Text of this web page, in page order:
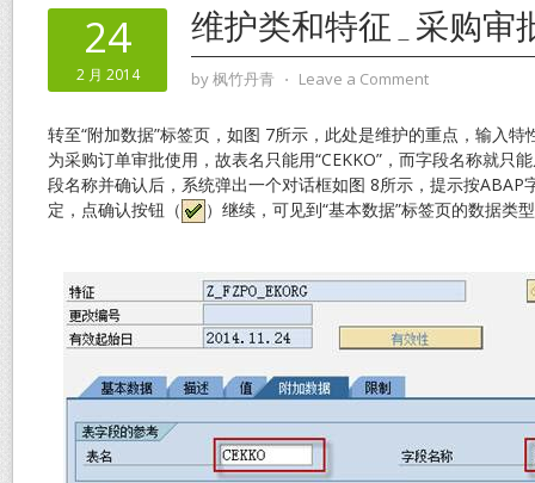
24
2 月 2014
维护类和特征_采购审
by枫竹丹青 ⋅ Leave a Comment
转至“附加数据”标签页，如图 7所示，此处是维护的重点，输入
为采购订单审批使用，故表名只能用“CEKKO”，而字段名称就只
段名称并确认后，系统弹出一个对话框如图 8所示，提示按ABAP
定，点确认按钮（
）继续，可见到“基本数据”标签页的数据类